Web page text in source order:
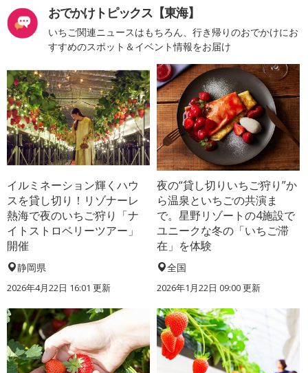
おでかけトピックス【東海】
いちご関連ニュースはもちろん、行き帰りのおでかけにお
すすめのスポット＆イベント情報をお届け
イルミネーション輝くハウ
スを貸し切り！リゾナーレ
熱海で夜のいちご狩り「ナ
イトストロベリーツアー」
開催
静岡県
2026年4月22日 16:01 更新
夜の“貸し切りいちご狩り”か
ら温泉といちごの共演ま
で。星野リゾートの4施設で
ユニークな冬の「いちご滞
在」を体験
全国
2026年1月22日 09:00 更新